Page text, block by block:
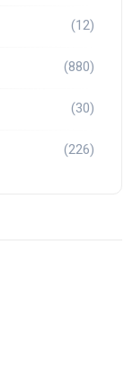
(12)
(880)
(30)
(226)